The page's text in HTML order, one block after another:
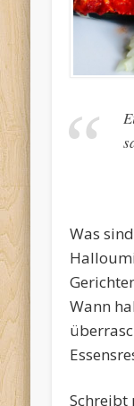
Was
Wann
Schreibt